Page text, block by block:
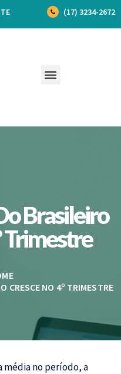
(17) 3234-2672
Brasileiro
Trimestre
CRESCE NO 4º TRIMESTRE
média no período, a